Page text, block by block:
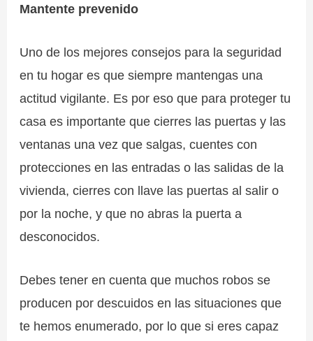
Mantente prevenido
Uno de los mejores consejos para la seguridad
en tu hogar es que siempre mantengas una
actitud vigilante. Es por eso que para proteger tu
casa es importante que cierres las puertas y las
ventanas una vez que salgas, cuentes con
protecciones en las entradas o las salidas de la
vivienda, cierres con llave las puertas al salir o
por la noche, y que no abras la puerta a
desconocidos.
Debes tener en cuenta que muchos robos se
producen por descuidos en las situaciones que
te hemos enumerado, por lo que si eres capaz